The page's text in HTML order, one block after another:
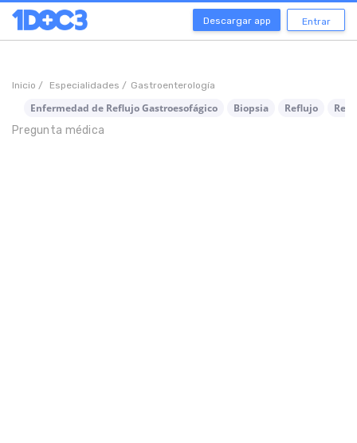
Descargar app Entrar
Inicio / Especialidades / Gastroenterología
Enfermedad de Reflujo Gastroesofágico Biopsia Reflujo
Pregunta médica